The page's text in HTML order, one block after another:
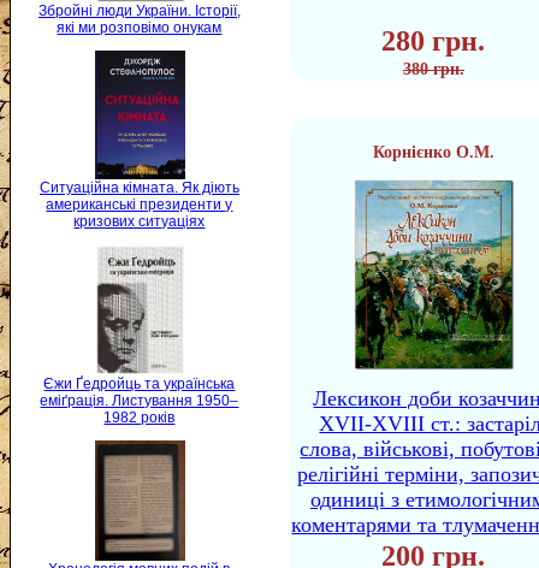
Збройні люди України. Історії,
які ми розповімо онукам
Ситуаційна кімната. Як діють
американські президенти у
кризових ситуаціях
Єжи Ґедройць та українська
еміґрація. Листування 1950–
1982 років
280 грн.
380 грн.
Корнієнко О.М.
Лексикон доби
XVII-XVIII ст.:
слова, військові,
релігійні терміни,
одиниці з
коментарями та
200 грн.